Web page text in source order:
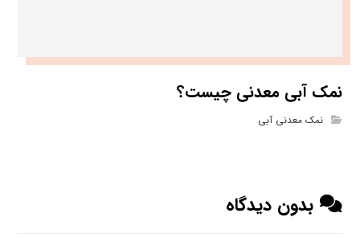
نمک آبی معدنی چیست؟
نمک معدنی آبی
بدون دیدگاه